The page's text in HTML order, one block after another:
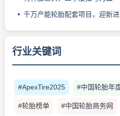
千万产能轮胎配套项目，迎新
行业关键词
#ApexTire2025 #中国轮胎年
#轮胎榜单 #中国轮胎商务网